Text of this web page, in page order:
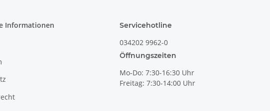
Informationen Servicehotline
034202 9962-0
Öffnungszeiten
Mo-Do: 7:30-16:30 Uhr
Freitag: 7:30-14:00 Uhr